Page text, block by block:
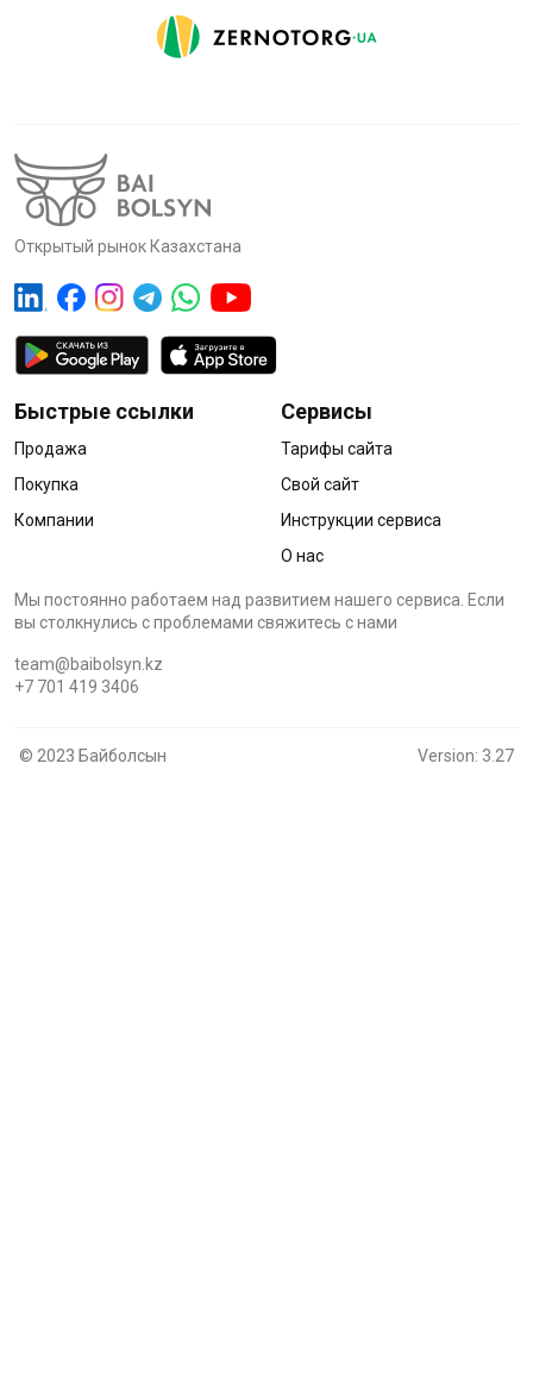
Открытый рынок Казахстана
Быстрые ссылки
Продажа
Покупка
Компании
Сервисы
Тарифы сайта
Свой сайт
Инструкции сервиса
О нас
Мы постоянно работаем над развитием нашего сервиса. Если
вы столкнулись с проблемами cвяжитесь с нами
team@baibolsyn.kz
+7 701 419 3406
© 2023 Байболсын Version: 3.27